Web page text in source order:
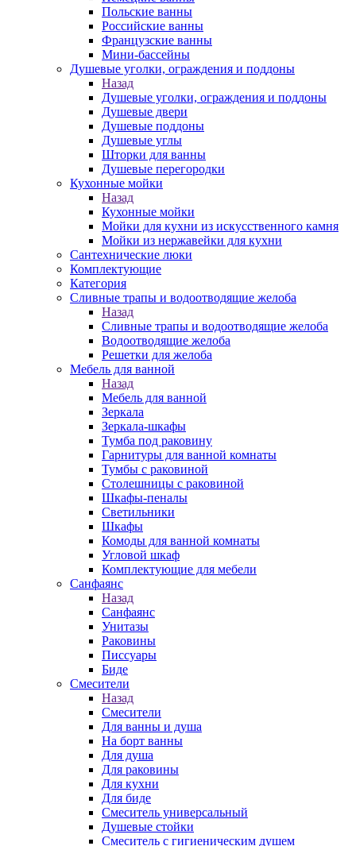
Польские ванны
Российские ванны
Французские ванны
Мини-бассейны
Душевые уголки, ограждения и поддоны
Назад
Душевые уголки, ограждения и поддоны
Душевые двери
Душевые поддоны
Душевые углы
Шторки для ванны
Душевые перегородки
Кухонные мойки
Назад
Кухонные мойки
Мойки для кухни из искусственного камня
Мойки из нержавейки для кухни
Сантехнические люки
Комплектующие
Категория
Cливные трапы и водоотводящие желоба
Назад
Cливные трапы и водоотводящие желоба
Водоотводящие желоба
Решетки для желоба
Мебель для ванной
Назад
Мебель для ванной
Зеркала
Зеркала-шкафы
Тумба под раковину
Гарнитуры для ванной комнаты
Тумбы с раковиной
Столешницы с раковиной
Шкафы-пеналы
Светильники
Шкафы
Комоды для ванной комнаты
Угловой шкаф
Комплектующие для мебели
Санфаянс
Назад
Санфаянс
Унитазы
Раковины
Писсуары
Биде
Смесители
Назад
Смесители
Для ванны и душа
На борт ванны
Для душа
Для раковины
Для кухни
Для биде
Смеситель универсальный
Душевые стойки
Смеситель с гигиеническим душем